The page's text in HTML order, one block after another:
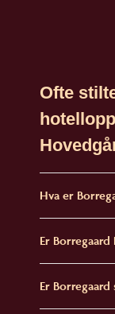
Ofte
Hva er
Er
Er